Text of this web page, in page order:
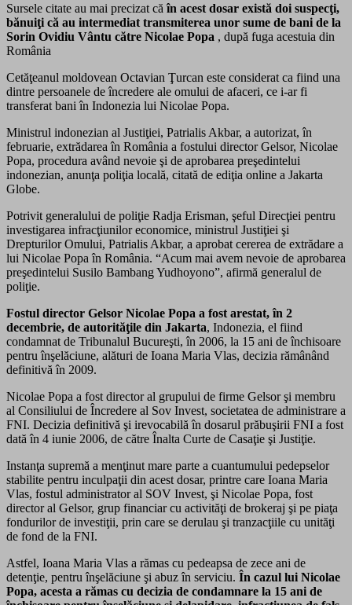
Sursele citate au mai precizat căîn acest dosar există doi suspecţi,
bănuiţi că au intermediat transmiterea unor sume de bani de la
Sorin Ovidiu Vântu către Nicolae Popa , după fuga acestuia din
România
Cetăţeanul moldovean Octavian Ţurcan este considerat ca fiind una
dintre persoanele de încredere ale omului de afaceri, ce i-ar fi
transferat bani în Indonezia lui Nicolae Popa.
Ministrul indonezian al Justiţiei, Patrialis Akbar, a autorizat, în
februarie, extrădarea în România a fostului director Gelsor, Nicolae
Popa, procedura având nevoie şi de aprobarea preşedintelui
indonezian, anunţa poliţia locală, citată de ediţia online a Jakarta
Globe.
Potrivit generalului de poliţie Radja Erisman, şeful Direcţiei pentru
investigarea infracţiunilor economice, ministrul Justiţiei şi
Drepturilor Omului, Patrialis Akbar, a aprobat cererea de extrădare a
lui Nicolae Popa în România. “Acum mai avem nevoie de aprobarea
preşedintelui Susilo Bambang Yudhoyono”, afirmă generalul de
poliţie.
Fostul director Gelsor Nicolae Popa a fost arestat, în 2
decembrie, de autorităţile din Jakarta, Indonezia, el fiind
condamnat de Tribunalul Bucureşti, în 2006, la 15 ani de închisoare
pentru înşelăciune, alături de Ioana Maria Vlas, decizia rămânând
definitivă în 2009.
Nicolae Popa a fost director al grupului de firme Gelsor şi membru
al Consiliului de Încredere al Sov Invest, societatea de administrare a
FNI. Decizia definitivă şi irevocabilă în dosarul prăbuşirii FNI a fost
dată în 4 iunie 2006, de către Înalta Curte de Casaţie şi Justiţie.
Instanţa supremă a menţinut mare parte a cuantumului pedepselor
stabilite pentru inculpaţii din acest dosar, printre care Ioana Maria
Vlas, fostul administrator al SOV Invest, şi Nicolae Popa, fost
director al Gelsor, grup financiar cu activităţi de brokeraj şi pe piaţa
fondurilor de investiţii, prin care se derulau şi tranzacţiile cu unităţi
de fond de la FNI.
Astfel, Ioana Maria Vlas a rămas cu pedeapsa de zece ani de
detenţie, pentru înşelăciune şi abuz în serviciu. În cazul lui Nicolae
Popa, acesta a rămas cu decizia de condamnare la 15 ani de